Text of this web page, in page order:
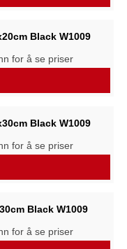
Black W1009
for å se priser
Black W1009
for å se priser
Black W1009
for å se priser